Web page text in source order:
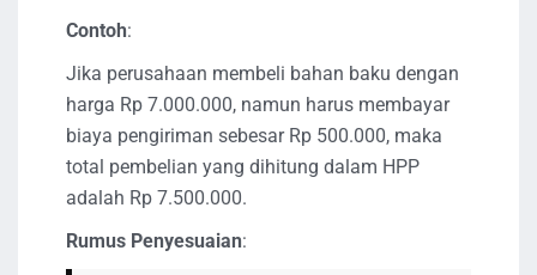
Contoh:
Jika perusahaan membeli bahan baku dengan
harga Rp 7.000.000, namun harus membayar
biaya pengiriman sebesar Rp 500.000, maka
total pembelian yang dihitung dalam HPP
adalah Rp 7.500.000.
Rumus Penyesuaian: